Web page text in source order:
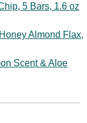
5 Bars, 1.6 oz
Almond Flax,
Scent & Aloe